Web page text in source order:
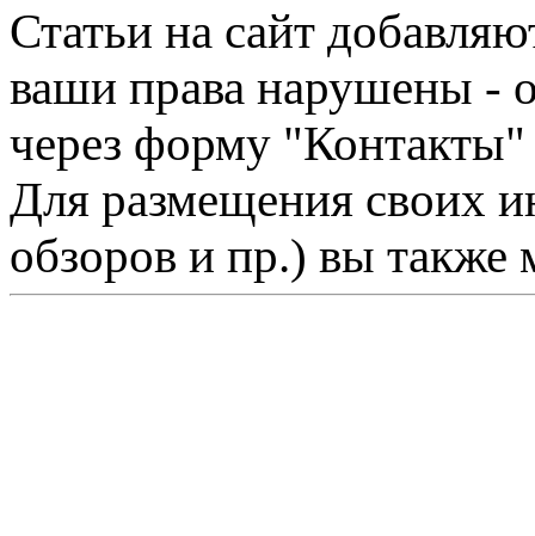
Статьи на сайт
ваши права нарушены -
через форму "Контакты"
Для размещения своих
обзоров и пр.) вы также